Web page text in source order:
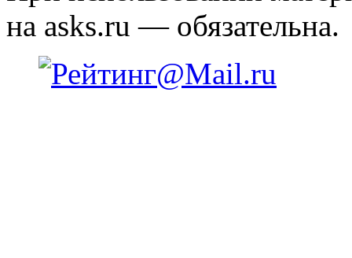
на asks.ru — обязательна.